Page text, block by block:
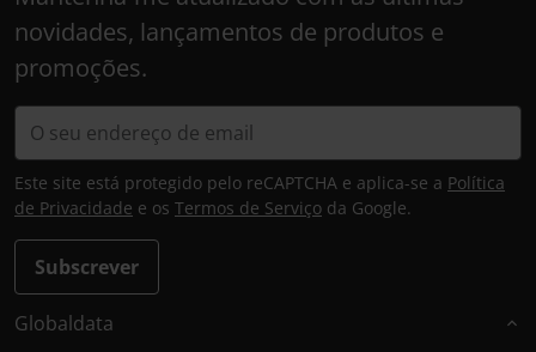
novidades, lançamentos de produtos e
promoções.
Subscrever
Este site está protegido pelo reCAPTCHA e aplica-se a Política
de Privacidade e os Termos de Serviço da Google.
Globaldata